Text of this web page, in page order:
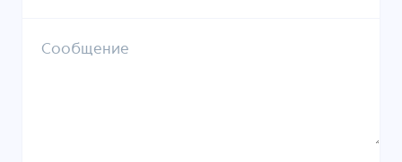
Сообщение